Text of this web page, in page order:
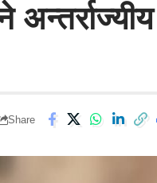
अन्तर्राज्यीय
Share